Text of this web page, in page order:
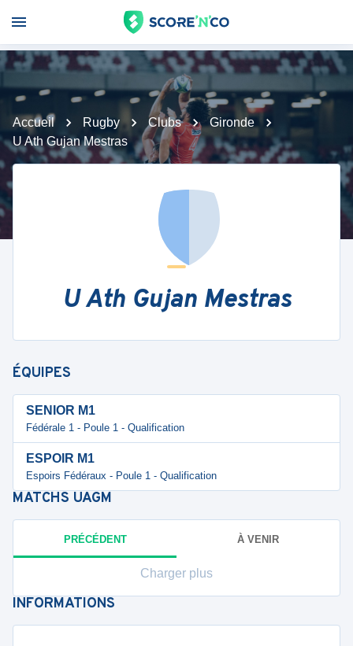
Accueil Rugby Clubs
Gironde
U Ath Gujan Mestras
U Ath Gujan Mestras
ÉQUIPES
SENIOR M1
Fédérale 1 - Poule 1 - Qualification
ESPOIR M1
Espoirs Fédéraux - Poule 1 - Qualification
MATCHS UAGM
PRÉCÉDENT À VENIR
Charger plus
INFORMATIONS